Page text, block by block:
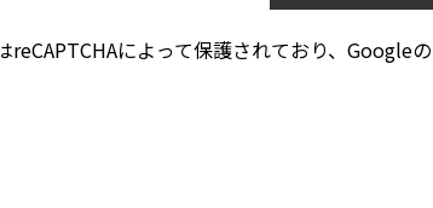
reCAPTCHAによって保護されており、Googleの